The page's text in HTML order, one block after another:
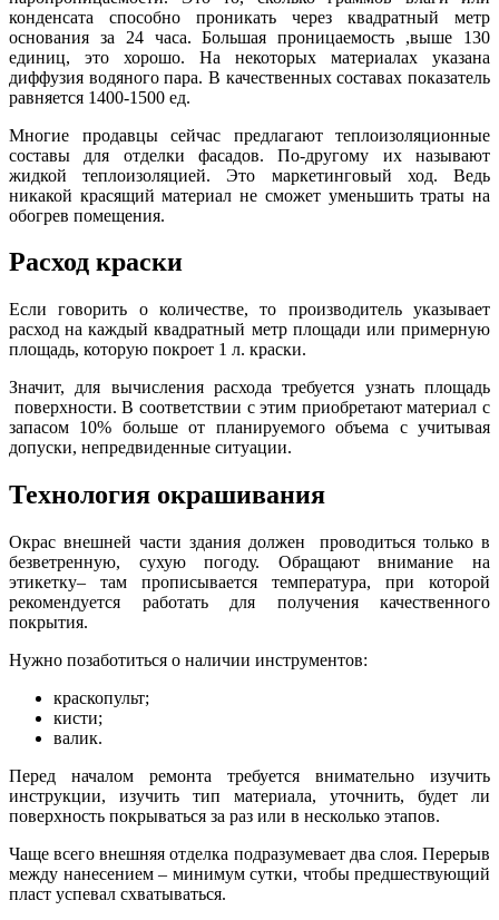
конденсата способно проникать через квадратный метр
основания за 24 часа. Большая проницаемость ,выше 130
единиц, это хорошо. На некоторых материалах указана
диффузия водяного пара. В качественных составах показатель
равняется 1400-1500 ед.
Многие продавцы сейчас предлагают теплоизоляционные
составы для отделки фасадов. По-другому их называют
жидкой теплоизоляцией. Это маркетинговый ход. Ведь
никакой красящий материал не сможет уменьшить траты на
обогрев помещения.
Расход краски
Если говорить о количестве, то производитель указывает
расход на каждый квадратный метр площади или примерную
площадь, которую покроет 1 л. краски.
Значит, для вычисления расхода требуется узнать площадь
поверхности. В соответствии с этим приобретают материал с
запасом 10% больше от планируемого объема с учитывая
допуски, непредвиденные ситуации.
Технология окрашивания
Окрас внешней части здания должен проводиться только в
безветренную, сухую погоду. Обращают внимание на
этикетку– там прописывается температура, при которой
рекомендуется работать для получения качественного
покрытия.
Нужно позаботиться о наличии инструментов:
краскопульт;
кисти;
валик.
Перед началом ремонта требуется внимательно изучить
инструкции, изучить тип материала, уточнить, будет ли
поверхность покрываться за раз или в несколько этапов.
Чаще всего внешняя отделка подразумевает два слоя. Перерыв
между нанесением – минимум сутки, чтобы предшествующий
пласт успевал схватываться.